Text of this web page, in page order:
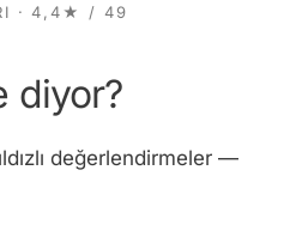
· 4,4★ / 49
diyor?
değerlendirmeler —